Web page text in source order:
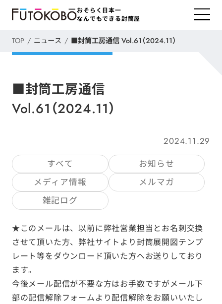
おそらく日本一
なんでもできる封筒屋
TOP ニュース ■封筒工房通信 Vol.61（2024.11）
■封筒工房通信
Vol.61（2024.11）
2024.11.29
すべて
お知らせ
メディア情報
メルマガ
雑記ログ
★このメールは、以前に弊社営業担当とお名刺交換
させて頂いた方、弊社サイトより封筒展開図テンプ
レート等をダウンロード頂いた方へお送りしており
ます。
今後メール配信が不要な方はお手数ですがメール下
部の配信解除フォームより配信解除をお願いいたし